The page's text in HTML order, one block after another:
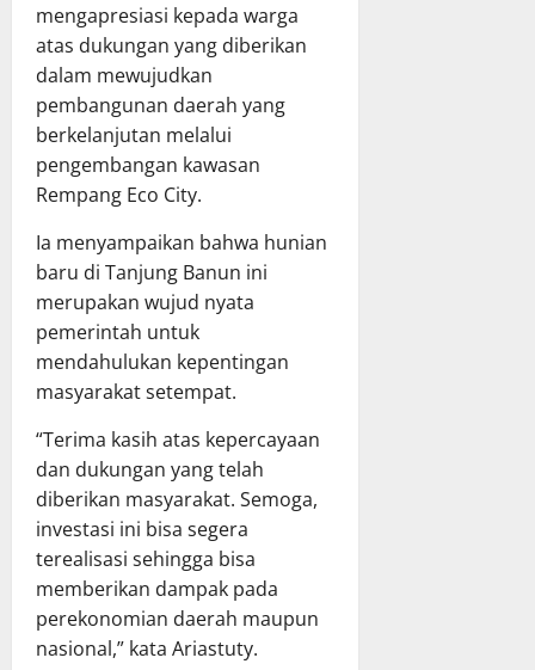
mengapresiasi kepada warga
atas dukungan yang diberikan
dalam mewujudkan
pembangunan daerah yang
berkelanjutan melalui
pengembangan kawasan
Rempang Eco City.
Ia menyampaikan bahwa hunian
baru di Tanjung Banun ini
merupakan wujud nyata
pemerintah untuk
mendahulukan kepentingan
masyarakat setempat.
“Terima kasih atas kepercayaan
dan dukungan yang telah
diberikan masyarakat. Semoga,
investasi ini bisa segera
terealisasi sehingga bisa
memberikan dampak pada
perekonomian daerah maupun
nasional,” kata Ariastuty.